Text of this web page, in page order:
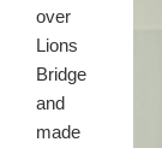
over
Lions
Bridge
and
made